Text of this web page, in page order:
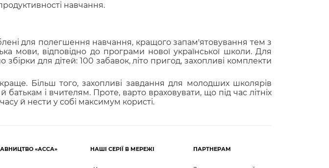
навчання.
для полегшення навчання, кращого запам'ятовування тем з
мови, відповідно до програми нової української школи. Для
для дітей: 100 забавок, літо пригод, захопливі комплекти
Більш того, захопливі завдання для молодших школярів
і вчителям. Проте, варто враховувати, що під час літніх
й нести у собі максимум користі.
«АССА» НАШІ СЕРІЇ В МЕРЕЖІ ПАРТНЕРАМ